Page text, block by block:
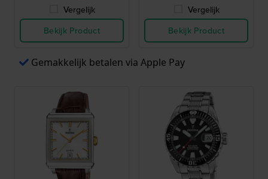
Vergelijk
Bekijk Product
Vergelijk
Bekijk Product
Gemakkelijk betalen via Apple Pay